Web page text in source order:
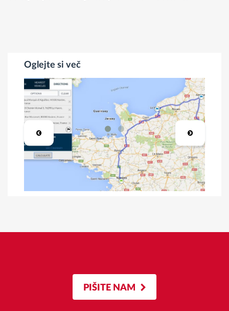
Oglejte si več
PIŠITE NAM